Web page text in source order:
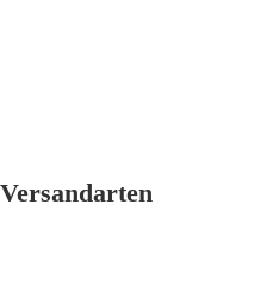
Versandarten